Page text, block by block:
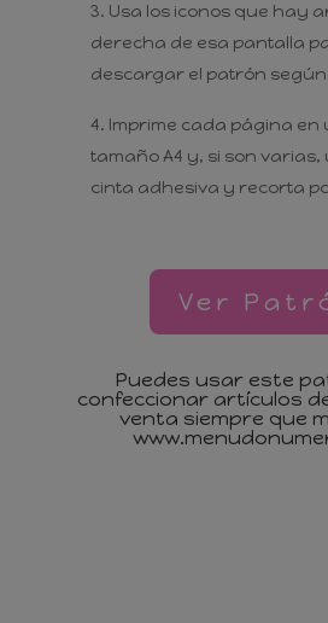
Usa los iconos que hay
derecha de esa pantalla
descargar el patrón
Imprime cada página en
tamaño A4 y, si son varias,
cinta adhesiva y recorta
Ver
Puedes usar este
confeccionar artículos
venta siempre que